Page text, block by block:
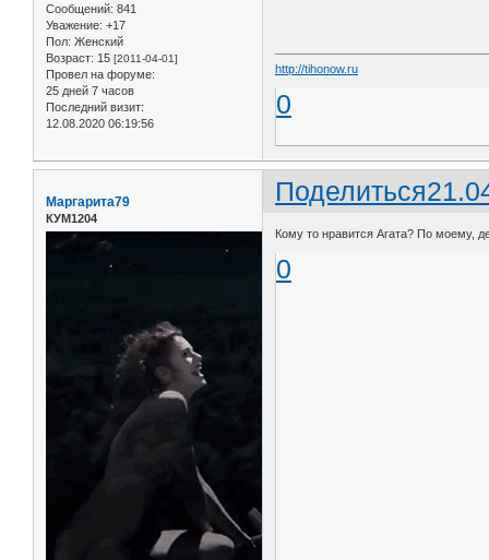
Сообщений: 841
Уважение: +17
Пол: Женский
Возраст: 15 [2011-04-01]
Провел на форуме:
25 дней 7 часов
Последний визит:
12.08.2020 06:19:56
http://tihonow.ru
0
Поделиться
Маргарита79
КУМ1204
Кому то нравится Агата? По моему,
0